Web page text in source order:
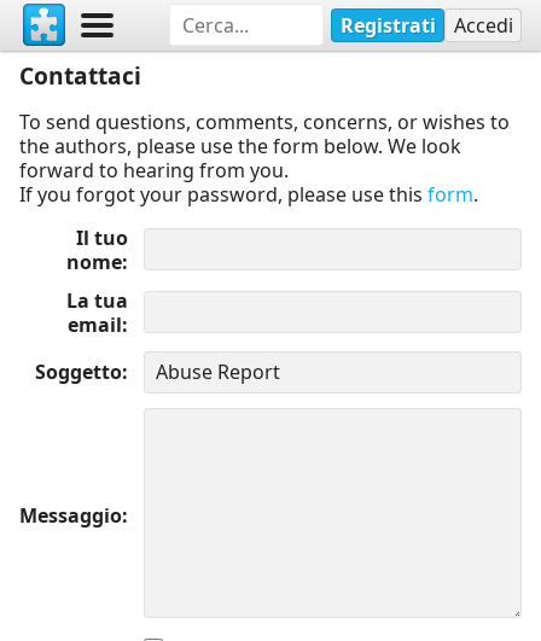
Registrati Accedi
Contattaci
To send questions, comments, concerns, or wishes to
the authors, please use the form below. We look
forward to hearing from you.
If you forgot your password, please use this form.
Il tuo
nome
La tua
email
Soggetto
Messaggio